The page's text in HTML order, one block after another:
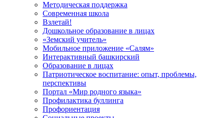
Методическая поддержка
Современная школа
Взлетай!
Дошкольное образование в лицах
«Земский учитель»
Мобильное приложение «Салям»
Интерактивный башкирский
Образование в лицах
Патриотическое воспитание: опыт, проблемы,
перспективы
Портал «Мир родного языка»
Профилактика буллинга
Профориентация